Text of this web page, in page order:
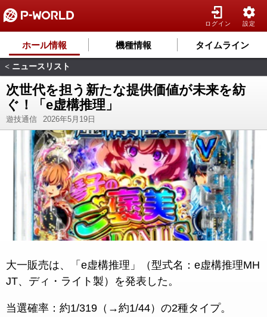
ログイン 設定
ホール情報 機種情報 タイムライン
< ニュースリスト
次世代を担う新たな提供価値が未来を紡
ぐ！「e虚構推理」
遊技通信 2026年5月19日
大一販売は、「e虚構推理」（型式名：e虚構推理MH
JT、ディ・ライト製）を発表した。
当選確率：約1/319（→約1/44）の2種タイプ。